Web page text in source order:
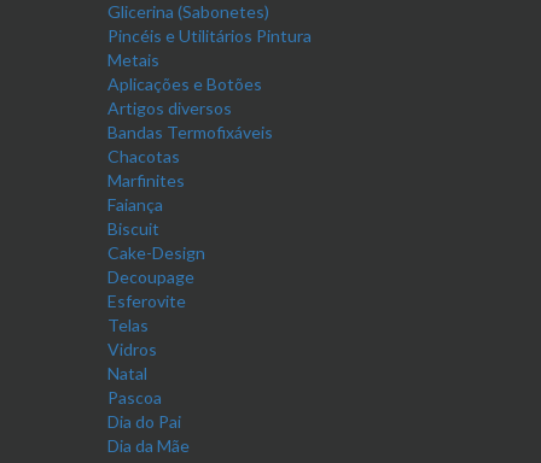
Glicerina (Sabonetes)
Pincéis e Utilitários Pintura
Metais
Aplicações e Botões
Artigos diversos
Bandas Termofixáveis
Chacotas
Marfinites
Faiança
Biscuit
Cake-Design
Decoupage
Esferovite
Telas
Vidros
Natal
Pascoa
Dia do Pai
Dia da Mãe